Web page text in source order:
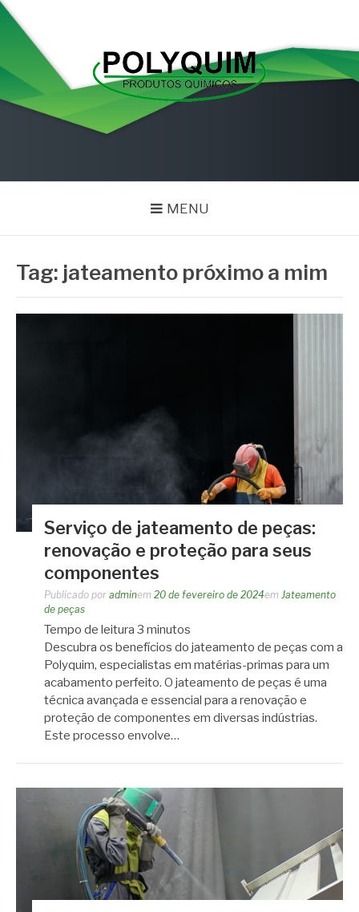
Pular
para
conteúdo
POLYQUIM
MENU
Tag: jateamento próximo a mim
Serviço de jateamento de peças:
renovação e proteção para seus
componentes
Publicado por adminem 20 de fevereiro de 2024em Jateamento
de peças
Tempo de leitura 3 minutos
Descubra os benefícios do jateamento de peças com a
Polyquim, especialistas em matérias-primas para um
acabamento perfeito. O jateamento de peças é uma
técnica avançada e essencial para a renovação e
proteção de componentes em diversas indústrias.
Este processo envolve…